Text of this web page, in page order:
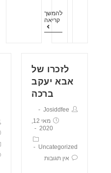
להמשך
קריאה
לזכרו של
אבא יעקב
ברכה
Josiddfee
2020
Uncategorized
אין תגובות